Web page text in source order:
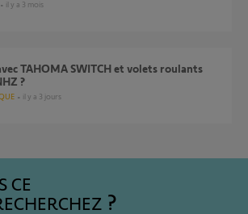
il y a 3 mois
?
il y a 3 jours
CE